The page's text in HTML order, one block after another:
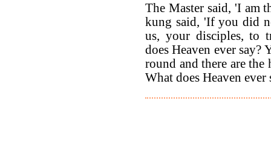
The Master said, 'I am
kung said, 'If you did
us, your disciples, to
does Heaven ever say?
round and there are
What does Heaven ever